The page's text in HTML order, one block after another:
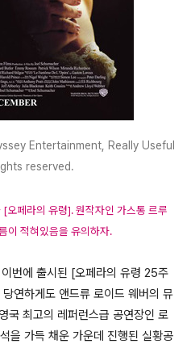
Entertainment, Really Useful
reserved.
페라의 유령]. 원작자인 가스통 르루
이 적혀있음을 유의하자.
번에 출시된 [오페라의 유령 25주
연하게도 앤드류 로이드 웨버의 뮤
국 최고의 레퍼런스급 공연장인 로
을 가득 채운 가운데 진행된 실황공